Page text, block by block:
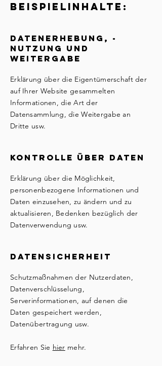
Beispielinhalte:
Datenerhebung, -
nutzung und
Weitergabe
Erklärung über die Eigentümerschaft der
auf Ihrer Website gesammelten
Informationen, die Art der
Datensammlung, die Weitergabe an
Dritte usw.
Kontrolle über Daten
Erklärung über die Möglichkeit,
personenbezogene Informationen und
Daten einzusehen, zu ändern und zu
aktualisieren, Bedenken bezüglich der
Datenverwendung usw.
Datensicherheit
Schutzmaßnahmen der Nutzerdaten,
Datenverschlüsselung,
Serverinformationen, auf denen die
Daten gespeichert werden,
Datenübertragung usw.
Erfahren Sie hier mehr.